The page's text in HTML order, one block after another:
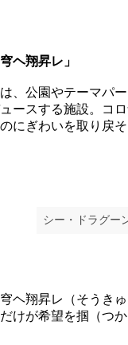
ヘ翔昇レ」
、公園やテーマパー
ースする施設。コ
にぎわいを取り戻
シー・ドラグー
ヘ翔昇レ（そうき
けが希望を掴（つ